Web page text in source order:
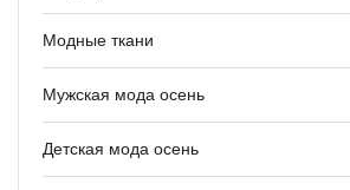
Модные ткани
Мужская мода осень
Детская мода осень